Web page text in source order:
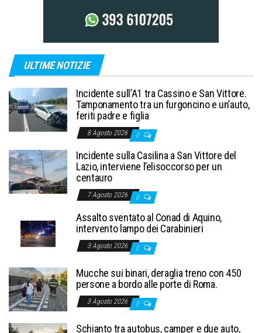
ULTIME NOTIZIE
Incidente sull’A1 tra Cassino e San Vittore.
Tamponamento tra un furgoncino e un’auto,
feriti padre e figlia
8 Agosto 2026 0
Incidente sulla Casilina a San Vittore del
Lazio, interviene l’elisoccorso per un
centauro
7 Agosto 2026 0
Assalto sventato al Conad di Aquino,
intervento lampo dei Carabinieri
3 Agosto 2026 0
Mucche sui binari, deraglia treno con 450
persone a bordo alle porte di Roma.
3 Agosto 2026 0
Schianto tra autobus, camper e due auto,